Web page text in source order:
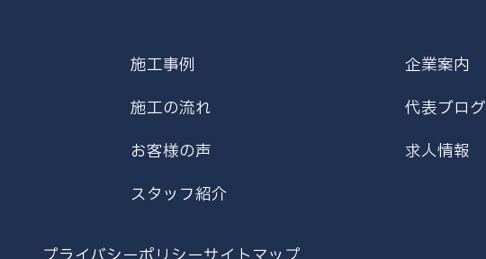
施工事例
施工の流れ
お客様の声
スタッフ紹介
企業案内
代表ブログ
求人情報